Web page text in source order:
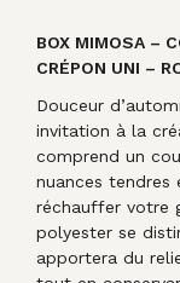
BOX MIMOSA –
CRÉPON UNI –
Douceur
invitation à la
comprend un
nuances tendres
réchauffer votre
polyester se
apportera du